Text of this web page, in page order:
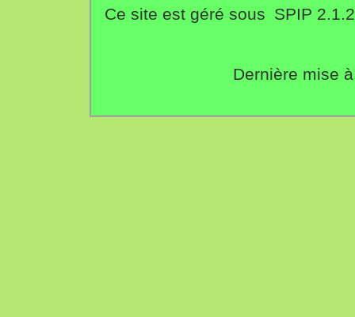
Ce site est géré sous SPIP
Dernière mise